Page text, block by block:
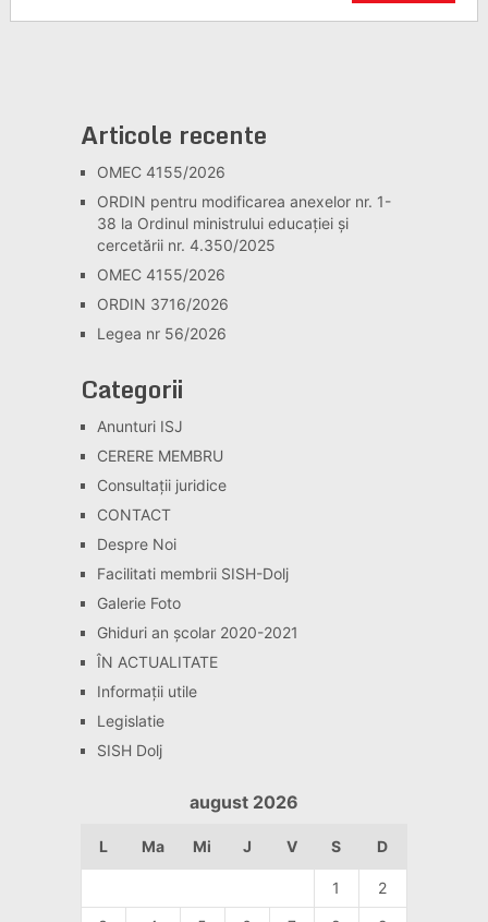
Articole recente
OMEC 4155/2026
ORDIN pentru modificarea anexelor nr. 1-
38 la Ordinul ministrului educației și
cercetării nr. 4.350/2025
OMEC 4155/2026
ORDIN 3716/2026
Legea nr 56/2026
Categorii
Anunturi ISJ
CERERE MEMBRU
Consultaţii juridice
CONTACT
Despre Noi
Facilitati membrii SISH-Dolj
Galerie Foto
Ghiduri an școlar 2020-2021
ÎN ACTUALITATE
Informaţii utile
Legislatie
SISH Dolj
august 2026
L Ma Mi J V S D
1 2